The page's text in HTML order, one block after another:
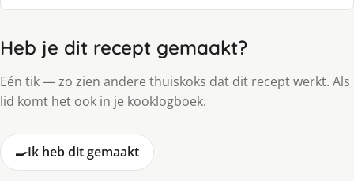
Heb je dit recept gemaakt?
Eén tik — zo zien andere thuiskoks dat dit recept werkt. Als
lid komt het ook in je kooklogboek.
🍳Ik heb dit gemaakt